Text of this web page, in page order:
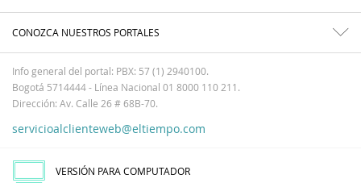
CONOZCA NUESTROS PORTALES
Info general del portal: PBX: 57 (1) 2940100.
Bogotá 5714444 - Línea Nacional 01 8000 110 211.
Dirección: Av. Calle 26 # 68B-70.
servicioalclienteweb@eltiempo.com
VERSIÓN PARA COMPUTADOR